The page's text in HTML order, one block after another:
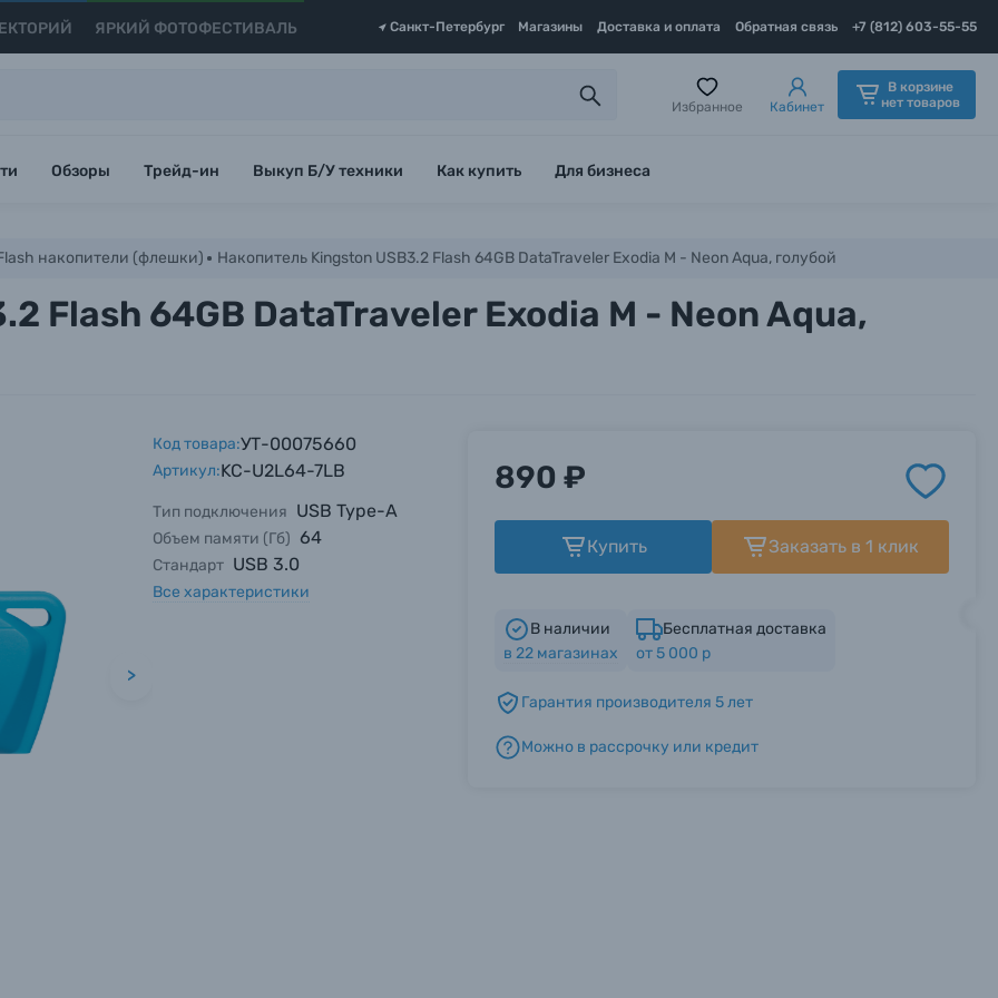
ЯРКИЙ ФОТОФЕСТИВАЛЬ Санкт-Петербург Магазины Доставка и оплата Обратная связь +7 (812) 603-55-55
Избранное Кабинет
В корзине
нет товаров
Обзоры Трейд-ин Выкуп Б/У техники Как купить Для бизнеса
накопители (флешки) Накопитель Kingston USB3.2 Flash 64GB DataTraveler Exodia M - Neon Aqua, голубой
Flash 64GB DataTraveler Exodia M - Neon Aqua,
>
Код товара:УТ-00075660
Артикул:KC-U2L64-7LB
Тип подключения USB Type-A
Объем памяти (Гб) 64
Стандарт USB 3.0
Все характеристики
890 ₽
Купить Заказать в 1 клик
В наличии
в 22магазинах
Бесплатная доставка
от 5 000 р
Гарантия производителя 5 лет
Можно в рассрочку или кредит